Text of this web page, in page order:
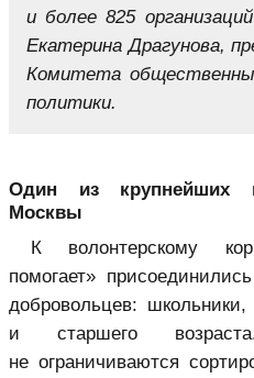
и более 825
Екатерина Драгунова,
Комитета
политики.
Один из крупнейших
Москвы
К волонтерскому
помогает»
добровольцев:
и старшего
не ограничиваются